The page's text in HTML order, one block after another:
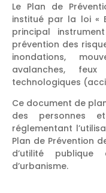
Le Plan de
institué par la loi «
principal
prévention des
inondations,
avalanches,
technologiques
Ce document de
des personnes
réglementant
Plan de Prévention
d’utilité publique
d’urbanisme.